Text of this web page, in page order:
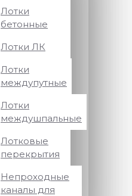
Лотки
бетонные
Лотки ЛК
Лотки
междупутные
Лотки
междушпальные
Лотковые
перекрытия
Непроходные
каналы для